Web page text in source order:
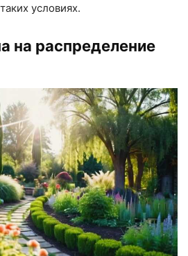
условиях.
на распределение